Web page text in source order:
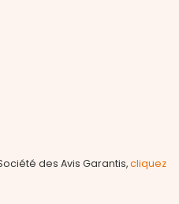
des Avis Garantis,cliquez